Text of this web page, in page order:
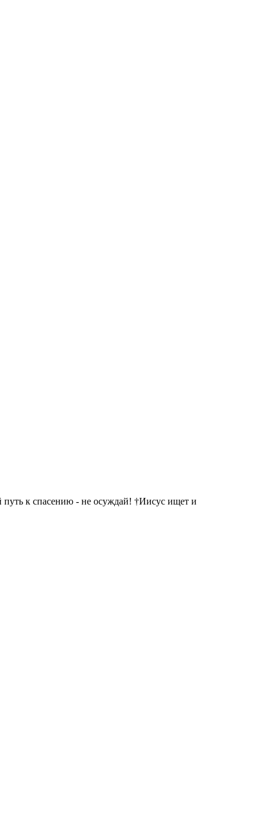
путь к спасению - не осуждай! †Иисус ищет и